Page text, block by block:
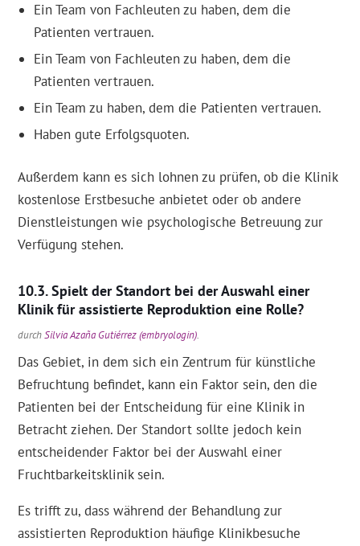
Ein Team von Fachleuten zu haben, dem die
Patienten vertrauen.
Ein Team von Fachleuten zu haben, dem die
Patienten vertrauen.
Ein Team zu haben, dem die Patienten vertrauen.
Haben gute Erfolgsquoten.
Außerdem kann es sich lohnen zu prüfen, ob die Klinik
kostenlose Erstbesuche anbietet oder ob andere
Dienstleistungen wie psychologische Betreuung zur
Verfügung stehen.
Spielt der Standort bei der Auswahl einer
Klinik für assistierte Reproduktion eine Rolle?
durchSilvia Azaña Gutiérrez (embryologin).
Das Gebiet, in dem sich ein Zentrum für künstliche
Befruchtung befindet, kann ein Faktor sein, den die
Patienten bei der Entscheidung für eine Klinik in
Betracht ziehen. Der Standort sollte jedoch kein
entscheidender Faktor bei der Auswahl einer
Fruchtbarkeitsklinik sein.
Es trifft zu, dass während der Behandlung zur
assistierten Reproduktion häufige Klinikbesuche